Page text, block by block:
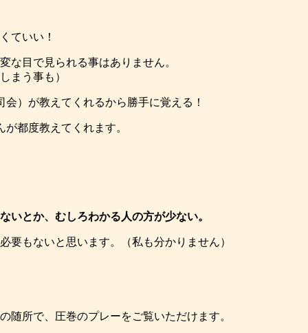
ていい！
な目で見られる事はありません。
まう事も）
）が教えてくれるから勝手に覚える！
都度教えてくれます。
いとか、むしろわかる人の方が少ない。
要もないと思います。（私も分かりません）
随所で、圧巻のプレーをご覧いただけます。